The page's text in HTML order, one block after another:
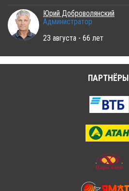
Юрий Доброволянский
Администратор
23 августа - 66 лет
ПАРТНЁРЫ